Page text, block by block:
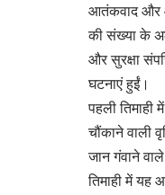
आतंकवाद और
की संख्या के
और सुरक्षा
घटनाएं हुईं।
पहली तिमाही
चौंकाने वाली
जान गंवाने
तिमाही में यह